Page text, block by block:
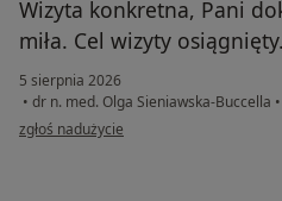
Wizyta konkretna, Pani
miła. Cel wizyty
5 sierpnia 2026
• dr n. med. Olga Sieniawska-Buccella •
w opinii użytkownika Artur
zgłoś nadużycie